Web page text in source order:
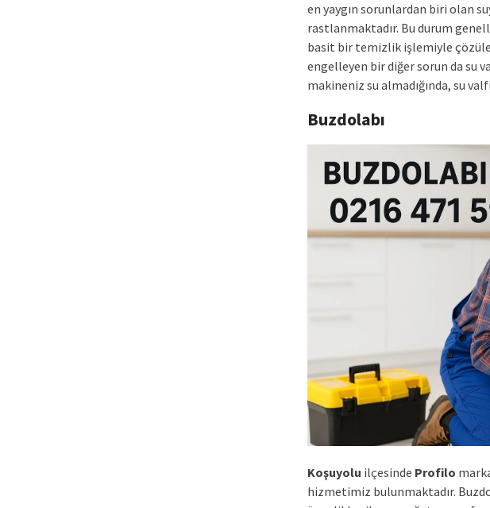
en yaygın sorunlardan biri olan
rastlanmaktadır. Bu durum
basit bir temizlik işlemiyle
engelleyen bir diğer sorun da su
makineniz su almadığında, su
Buzdolabı
Koşuyolu ilçesinde Profilo
hizmetimiz bulunmaktadır.